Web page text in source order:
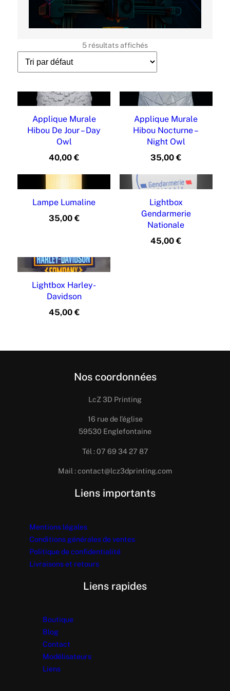
t
5 résultats affichés
Applique Murale
Hibou De Jour – Day
Owl
40,00€
Applique Murale
Hibou Nocturne –
Night Owl
35,00€
Lampe Lumaline
35,00 €
Lightbox
Gendarmerie
Nationale
45,00€
Lightbox Harley-
Davidson
45,00 €
Nos coordonnées
LcZ 3D Printing
16 rue de l’église
59530 Englefontaine
Tél : 07 69 34 27 87
Mail : contact@lcz3dprinting.com
Liens importants
Mentions légales
Conditions générales de ventes
Politique de confidentialité
Livraisons et retours
Liens rapides
Boutique
Blog
Contact
Modélisateurs
Liens